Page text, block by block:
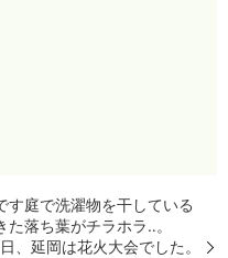
す庭で洗濯物を干している
落ち葉がチラホラ‥。
、延岡は花火大会でした。